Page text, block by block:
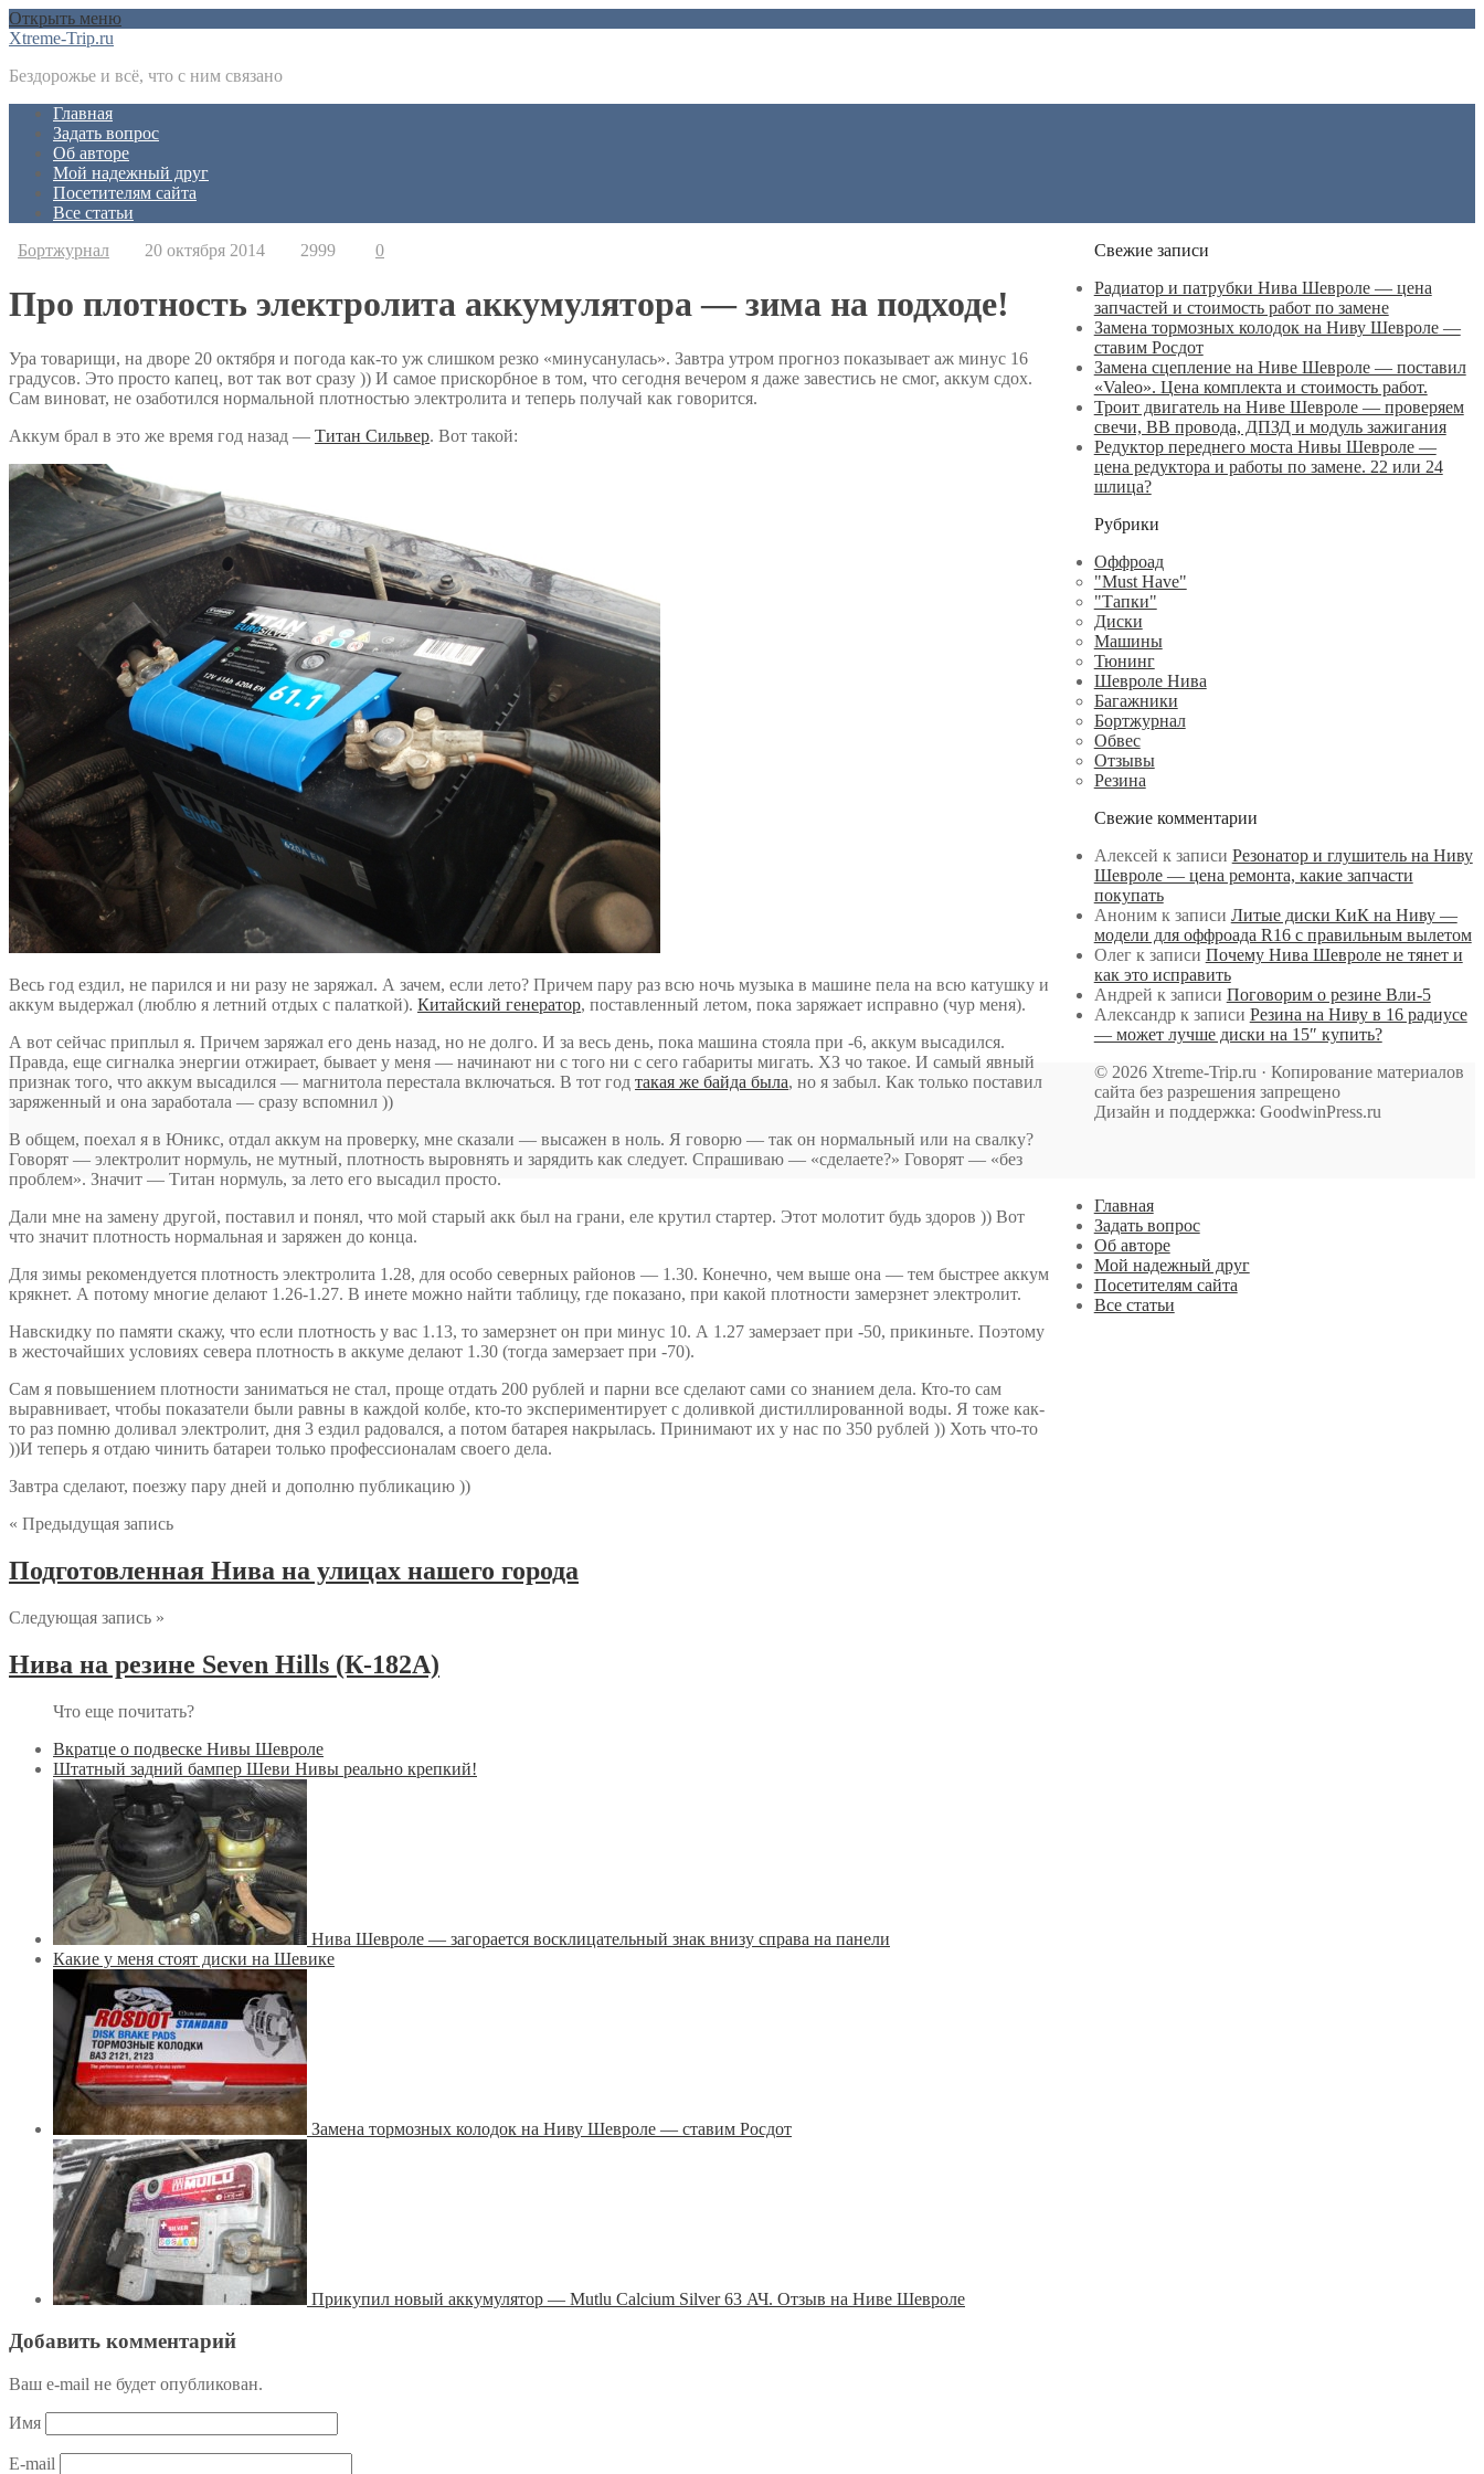
Открыть меню
Xtreme-Trip.ru
Бездорожье и всё, что с ним связано
Главная
Задать вопрос
Об авторе
Мой надежный друг
Посетителям сайта
Все статьи
Бортжурнал
20 октября 2014 2999 0
Про плотность электролита аккумулятора — зима на подходе!
Ура товарищи, на дворе 20 октября и погода как-то уж слишком резко «минусанулась». Завтра утром прогноз показывает аж минус 16
градусов. Это просто капец, вот так вот сразу )) И самое прискорбное в том, что сегодня вечером я даже завестись не смог, аккум сдох.
Сам виноват, не озаботился нормальной плотностью электролита и теперь получай как говорится.
Аккум брал в это же время год назад — Титан Сильвер. Вот такой:
Весь год ездил, не парился и ни разу не заряжал. А зачем, если лето? Причем пару раз всю ночь музыка в машине пела на всю катушку и
аккум выдержал (люблю я летний отдых с палаткой). Китайский генератор, поставленный летом, пока заряжает исправно (чур меня).
А вот сейчас приплыл я. Причем заряжал его день назад, но не долго. И за весь день, пока машина стояла при -6, аккум высадился.
Правда, еще сигналка энергии отжирает, бывает у меня — начинают ни с того ни с сего габариты мигать. ХЗ чо такое. И самый явный
признак того, что аккум высадился — магнитола перестала включаться. В тот год такая же байда была, но я забыл. Как только поставил
заряженный и она заработала — сразу вспомнил ))
В общем, поехал я в Юникс, отдал аккум на проверку, мне сказали — высажен в ноль. Я говорю — так он нормальный или на свалку?
Говорят — электролит нормуль, не мутный, плотность выровнять и зарядить как следует. Спрашиваю — «сделаете?» Говорят — «без
проблем». Значит — Титан нормуль, за лето его высадил просто.
Дали мне на замену другой, поставил и понял, что мой старый акк был на грани, еле крутил стартер. Этот молотит будь здоров )) Вот
что значит плотность нормальная и заряжен до конца.
Для зимы рекомендуется плотность электролита 1.28, для особо северных районов — 1.30. Конечно, чем выше она — тем быстрее аккум
крякнет. А потому многие делают 1.26-1.27. В инете можно найти таблицу, где показано, при какой плотности замерзнет электролит.
Навскидку по памяти скажу, что если плотность у вас 1.13, то замерзнет он при минус 10. А 1.27 замерзает при -50, прикиньте. Поэтому
в жесточайших условиях севера плотность в аккуме делают 1.30 (тогда замерзает при -70).
Сам я повышением плотности заниматься не стал, проще отдать 200 рублей и парни все сделают сами со знанием дела. Кто-то сам
выравнивает, чтобы показатели были равны в каждой колбе, кто-то экспериментирует с доливкой дистиллированной воды. Я тоже как-
то раз помню доливал электролит, дня 3 ездил радовался, а потом батарея накрылась. Принимают их у нас по 350 рублей )) Хоть что-то
))И теперь я отдаю чинить батареи только профессионалам своего дела.
Завтра сделают, поезжу пару дней и дополню публикацию ))
« Предыдущая запись
Подготовленная Нива на улицах нашего города
Следующая запись »
Нива на резине Seven Hills (К-182А)
Что еще почитать?
Вкратце о подвеске Нивы Шевроле
Штатный задний бампер Шеви Нивы реально крепкий!
Нива Шевроле — загорается восклицательный знак внизу справа на панели
Какие у меня стоят диски на Шевике
Замена тормозных колодок на Ниву Шевроле — ставим Росдот
Прикупил новый аккумулятор — Mutlu Calcium Silver 63 АЧ. Отзыв на Ниве Шевроле
Добавить комментарий
Ваш e-mail не будет опубликован.
Имя
E-mail
Свежие записи
Радиатор и патрубки Нива Шевроле — цена
запчастей и стоимость работ по замене
Замена тормозных колодок на Ниву Шевроле —
ставим Росдот
Замена сцепление на Ниве Шевроле — поставил
«Valeo». Цена комплекта и стоимость работ.
Троит двигатель на Ниве Шевроле — проверяем
свечи, ВВ провода, ДПЗД и модуль зажигания
Редуктор переднего моста Нивы Шевроле —
цена редуктора и работы по замене. 22 или 24
шлица?
Рубрики
Оффроад
"Must Have"
"Тапки"
Диски
Машины
Тюнинг
Шевроле Нива
Багажники
Бортжурнал
Обвес
Отзывы
Резина
Свежие комментарии
Алексей к записи Резонатор и глушитель на Ниву
Шевроле — цена ремонта, какие запчасти
покупать
Анонимк записи Литые диски КиК на Ниву —
модели для оффроада R16 с правильным вылетом
Олегк записи Почему Нива Шевроле не тянет и
как это исправить
Андрей к записи Поговорим о резине Вли-5
Александрк записи Резина на Ниву в 16 радиусе
— может лучше диски на 15″ купить?
© 2026 Xtreme-Trip.ru · Копирование материалов
сайта без разрешения запрещено
Дизайн и поддержка: GoodwinPress.ru
Главная
Задать вопрос
Об авторе
Мой надежный друг
Посетителям сайта
Все статьи